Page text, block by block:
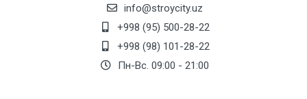
info@stroycity.uz
+998 (95) 500-28-22
+998 (98) 101-28-22
Пн-Вс. 09:00 - 21:00